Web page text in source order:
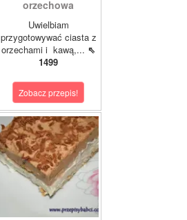
orzechowa
Uwielbiam
przygotowywać ciasta z
orzechami i kawą,... ⇖
1499
Zobacz przepis!